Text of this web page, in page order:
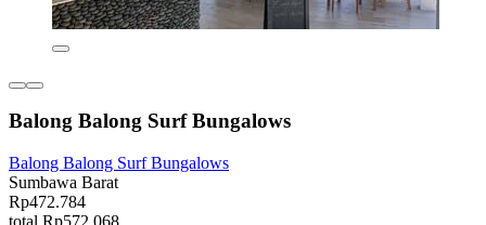
Balong Balong Surf Bungalows
Balong Balong Surf Bungalows
Sumbawa Barat
Rp472.784
total Rp572.068